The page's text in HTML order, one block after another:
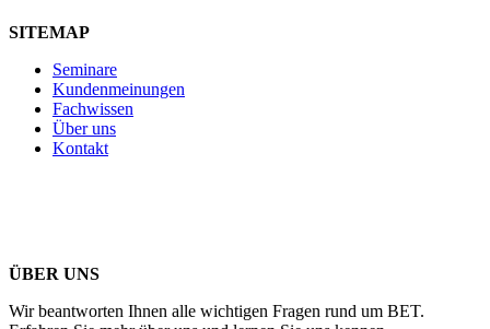
SITEMAP
Seminare
Kundenmeinungen
Fachwissen
Über uns
Kontakt
ÜBER UNS
Wir beantworten Ihnen alle wichtigen Fragen rund um BET.